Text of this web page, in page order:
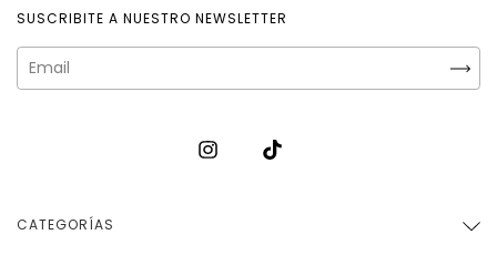
SUSCRIBITE A NUESTRO NEWSLETTER
CATEGORÍAS